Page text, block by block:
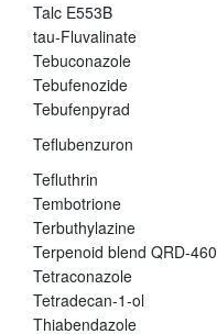
Talc E553B
tau-Fluvalinate
Tebuconazole
Tebufenozide
Tebufenpyrad
Teflubenzuron
Tefluthrin
Tembotrione
Terbuthylazine
Terpenoid blend QRD-460
Tetraconazole
Tetradecan-1-ol
Thiabendazole